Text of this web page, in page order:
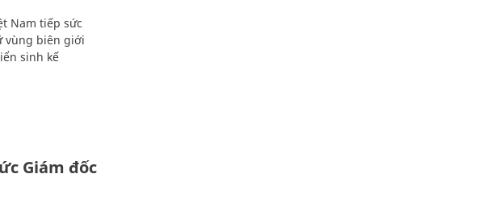
Nam tiếp sức
vùng biên giới
sinh kế
Giám đốc